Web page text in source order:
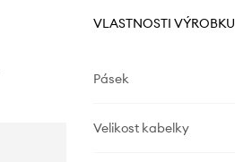
VLASTNOSTI VÝROBKU
Pásek
Velikost kabelky